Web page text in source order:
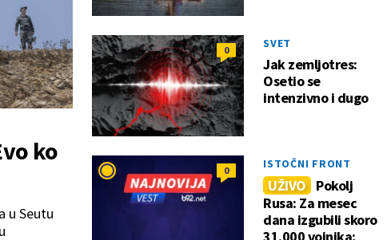
ko
u Seutu
0 SVET
Jak zemljotres:
Osetio se
intenzivno i dugo
0 ISTOČNI FRONT
UŽIVO Pokolj
Rusa: Za mesec
dana izgubili skoro
31.000 vojnika;